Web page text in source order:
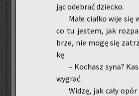
jąc ode­brać dziec­ko.
Małe ciał­ko wije
co tu je­stem, jak
brze, nie mogę się
kę.
– Ko­chasz syna?
wy­grać.
Widzę, jak cały